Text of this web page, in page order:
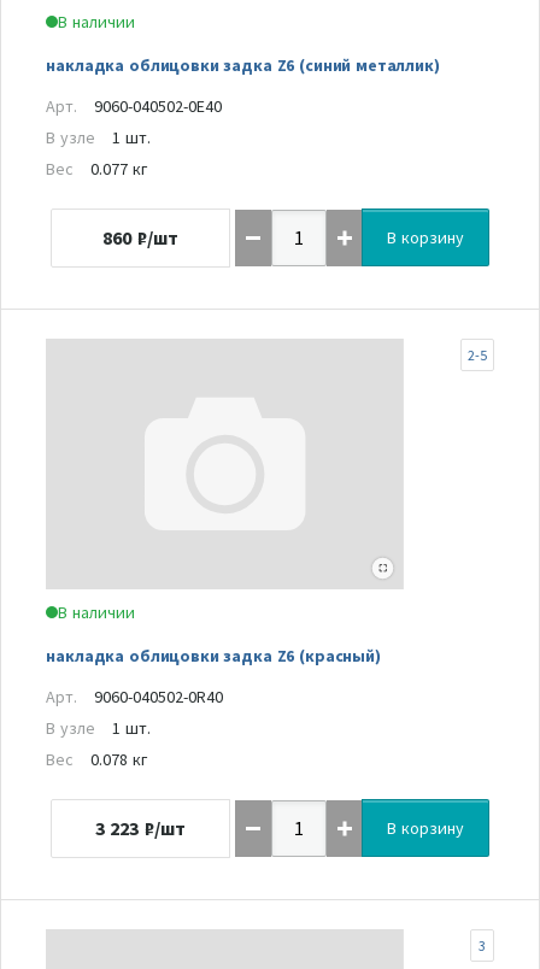
В наличии
накладка облицовки задка Z6 (синий металлик)
Арт.
9060-040502-0E40
В узле
1 шт.
Вес
0.077 кг
860 ₽/шт В корзину
В наличии
накладка облицовки задка Z6 (красный)
2-5
Арт.
9060-040502-0R40
В узле
1 шт.
Вес
0.078 кг
3 223 ₽/шт В корзину
3